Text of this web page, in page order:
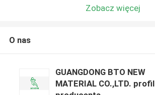
Zobacz więcej
O nas
GUANGDONG BTO NEW
MATERIAL CO.,LTD. profil